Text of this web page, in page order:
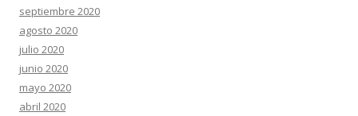
septiembre 2020
agosto 2020
julio 2020
junio 2020
mayo 2020
abril 2020